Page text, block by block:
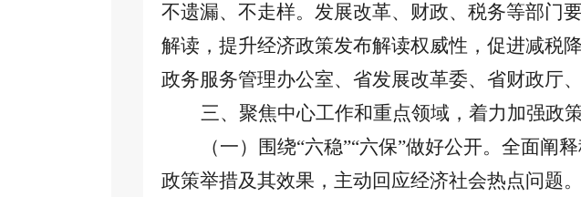
不遗漏、不走样。发展改革、财政、税务等部门
解读，提升经济政策发布解读权威性，促进减税
政务服务管理办公室、省发展改革委、省财政厅
三、聚焦中心工作和重点领域，着力加强政
（一）围绕“六稳”“六保”做好公开。全面阐
政策举措及其效果，主动回应经济社会热点问题